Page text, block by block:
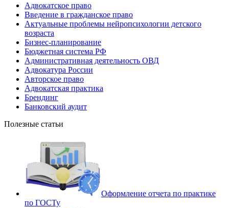
Адвокатское право
Введение в гражданское право
Актуальные проблемы нейропсихологии детского
возраста
Бизнес-планирование
Бюджетная система РФ
Административная деятельность ОВД
Адвокатура России
Авторское право
Адвокатская практика
Брендинг
Банковский аудит
Полезные статьи
Оформление отчета по практике
по ГОСТу